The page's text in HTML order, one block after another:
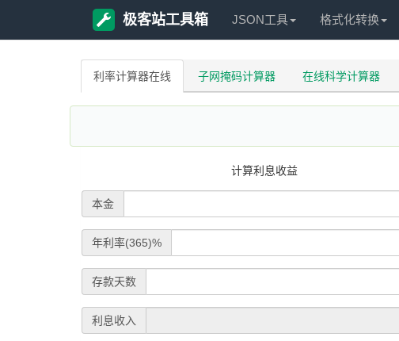
极客站工具箱 JSON工具 格式化转换
利率计算器在线 子网掩码计算器 在线科学计算器
计算利息收益
本金
年利率(365)%
存款天数
利息收入